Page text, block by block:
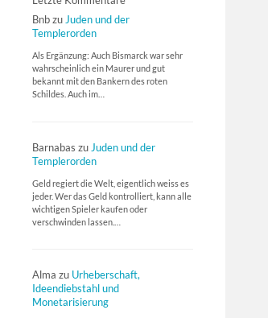
Bnbzu Juden und der
Templerorden
Als Ergänzung: Auch Bismarck war sehr
wahrscheinlich ein Maurer und gut
bekannt mit den Bankern des roten
Schildes. Auch im…
Barnabas zu Juden und der
Templerorden
Geld regiert die Welt, eigentlich weiss es
jeder. Wer das Geld kontrolliert, kann alle
wichtigen Spieler kaufen oder
verschwinden lassen.…
Alma zu Urheberschaft,
Ideendiebstahl und
Monetarisierung